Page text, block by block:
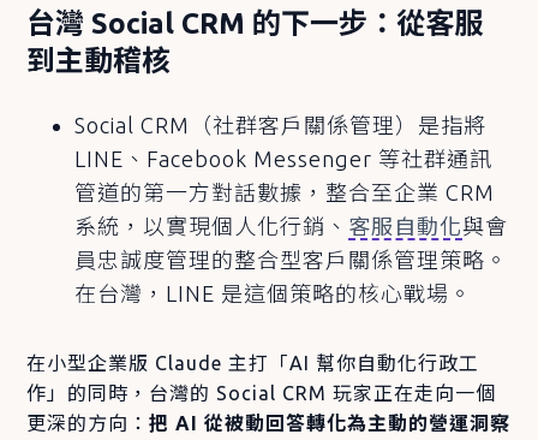
台灣 Social CRM 的下一步：從客服
到主動稽核
Social CRM（社群客戶關係管理）是指將
LINE、Facebook Messenger 等社群通訊
管道的第一方對話數據，整合至企業 CRM
系統，以實現個人化行銷、 客服自動化與會
員忠誠度管理的整合型客戶關係管理策略。
在台灣，LINE 是這個策略的核心戰場。
在小型企業版 Claude 主打「AI 幫你自動化行政工
作」的同時，台灣的 Social CRM 玩家正在走向一個
更深的方向：把 AI 從被動回答轉化為主動的營運洞察